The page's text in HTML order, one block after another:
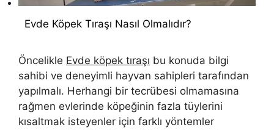
Evde Köpek Tıraşı Nasıl Olmalıdır?
Öncelikle Evde köpek tıraşı bu konuda bilgi
sahibi ve deneyimli hayvan sahipleri tarafından
yapılmalı. Herhangi bir tecrübesi olmamasına
rağmen evlerinde köpeğinin fazla tüylerini
kısaltmak isteyenler için farklı yöntemler